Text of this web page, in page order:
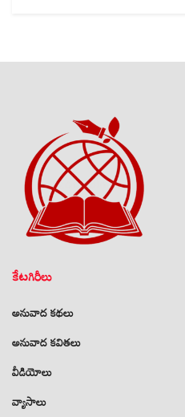
కేటగిరీలు
అనువాద కథలు
అనువాద కవితలు
వీడియోలు
వ్యాసాలు